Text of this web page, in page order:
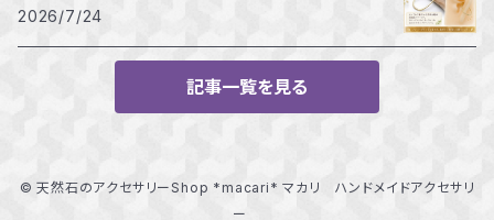
2026/7/24
記事一覧を見る
© 天然石のアクセサリーShop *macari* マカリ ハンドメイドアクセサリ
ー